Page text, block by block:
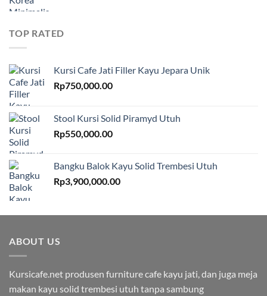
TOP RATED
Kursi Cafe Jati Filler Kayu Jepara Unik
Rp750,000.00
Stool Kursi Solid Piramyd Utuh
Rp550,000.00
Bangku Balok Kayu Solid Trembesi Utuh
Rp3,900,000.00
ABOUT US
Kursicafe.net produsen furniture cafe kayu jati, dan juga meja
makan kayu solid trembesi utuh tanpa sambung